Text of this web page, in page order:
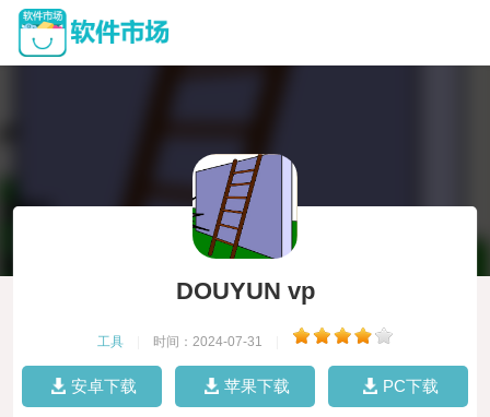
DOUYUN vp
工具 时间：2024-07-31
安卓下载 苹果下载 PC下载